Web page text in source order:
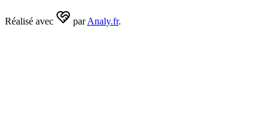
Réalisé avec par Analy.fr.